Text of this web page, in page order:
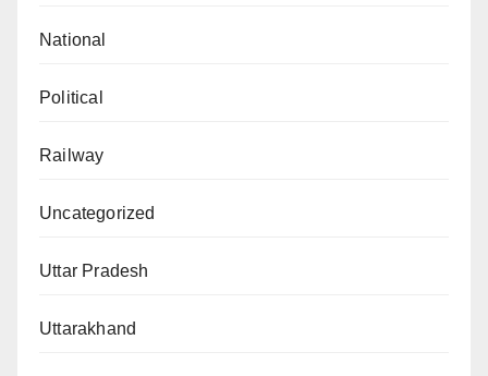
National
Political
Railway
Uncategorized
Uttar Pradesh
Uttarakhand